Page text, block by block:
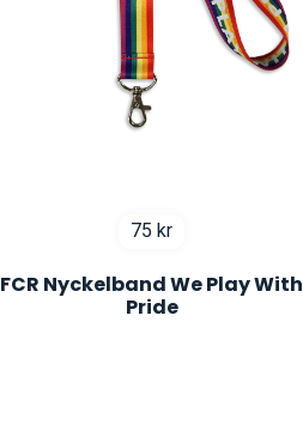
75kr
FCR Nyckelband We Play With
Pride